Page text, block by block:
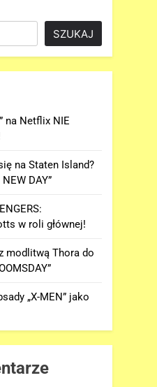
SZUKAJ
na Netflix NIE
na Staten Island?
DAY”
w roli głównej!
modlitwą Thora do
„X-MEN” jako